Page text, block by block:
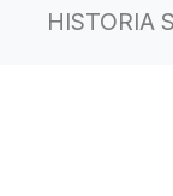
HISTORIA